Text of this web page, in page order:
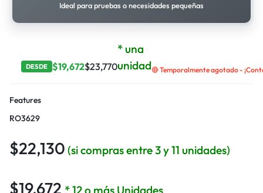
Ideal para pruebas o necesidades pequeñas
DESDE $19,672$23,770
* una
unidad🔴 Temporalmente agotado -
Features
RO3629
$22,130 (si compras entre 3 y 11 unidades)
$19,672 * 12 o más Unidades